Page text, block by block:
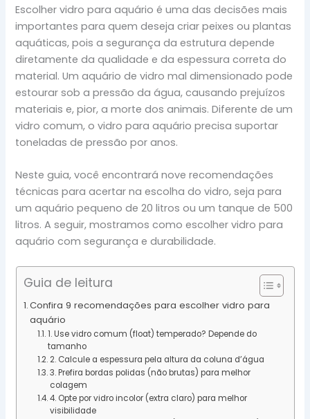
Escolher vidro para aquário é uma das decisões mais
importantes para quem deseja criar peixes ou plantas
aquáticas, pois a segurança da estrutura depende
diretamente da qualidade e da espessura correta do
material. Um aquário de vidro mal dimensionado pode
estourar sob a pressão da água, causando prejuízos
materiais e, pior, a morte dos animais. Diferente de um
vidro comum, o vidro para aquário precisa suportar
toneladas de pressão por anos.
Neste guia, você encontrará nove recomendações
técnicas para acertar na escolha do vidro, seja para
um aquário pequeno de 20 litros ou um tanque de 500
litros. A seguir, mostramos como escolher vidro para
aquário com segurança e durabilidade.
Guia de leitura
Confira 9 recomendações para escolher vidro para
aquário
1. Use vidro comum (float) temperado? Depende do
tamanho
2. Calcule a espessura pela altura da coluna d’água
3. Prefira bordas polidas (não brutas) para melhor
colagem
4. Opte por vidro incolor (extra claro) para melhor
visibilidade